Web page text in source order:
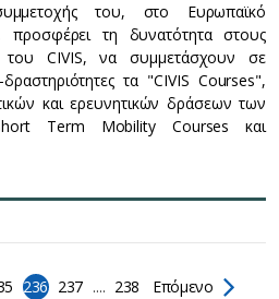
του, στο Ευρωπαϊκό
προσφέρει τη δυνατότητα στους
του CIVIS, να συμμετάσχουν σε
τα "CIVIS Courses",
και ερευνητικών δράσεων των
Term Mobility Courses και
236 237 .... 238 Επόμενο